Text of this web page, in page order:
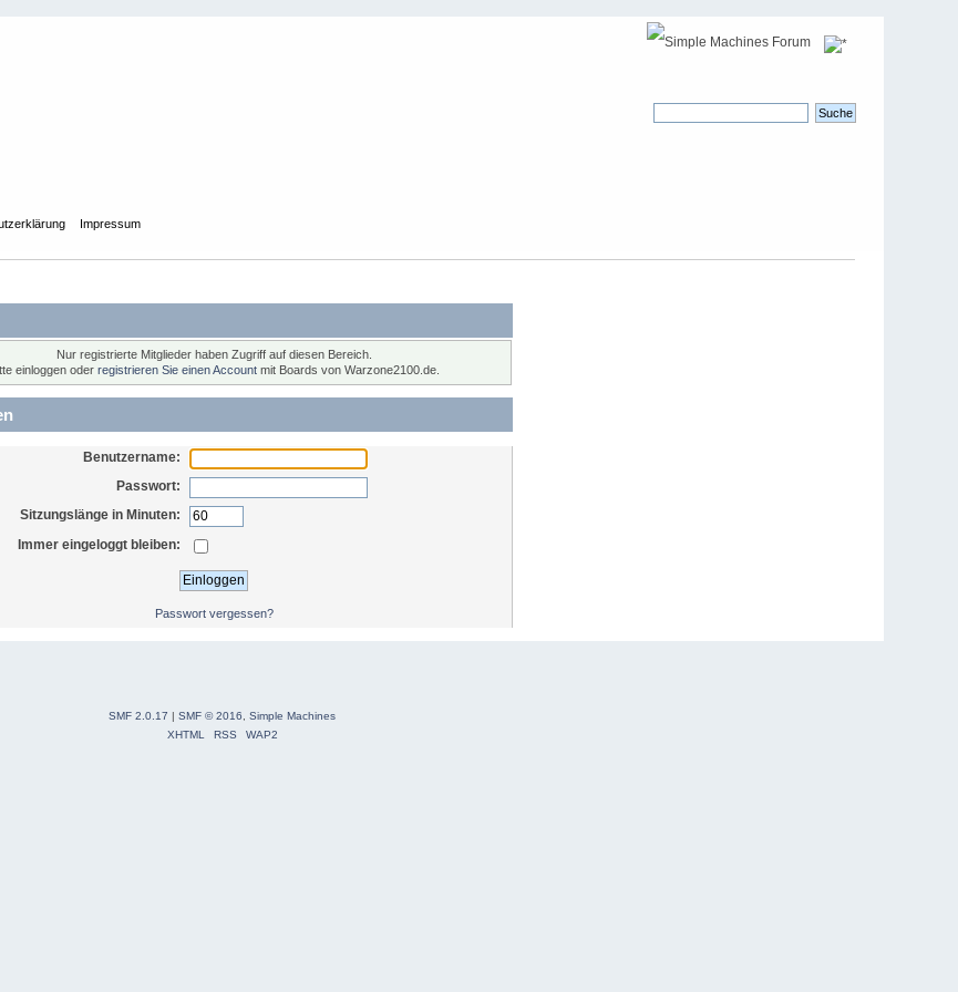
Impressum
Nur registrierte Mitglieder haben Zugriff auf diesen Bereich.
einloggen oder registrieren Sie einen Accountmit Boards von Warzone2100.de.
Benutzername:
Passwort:
Sitzungslänge in Minuten:
Immer eingeloggt bleiben:
Passwort vergessen?
SMF 2.0.17 | SMF © 2016
Simple Machines
XHTML
RSS WAP2